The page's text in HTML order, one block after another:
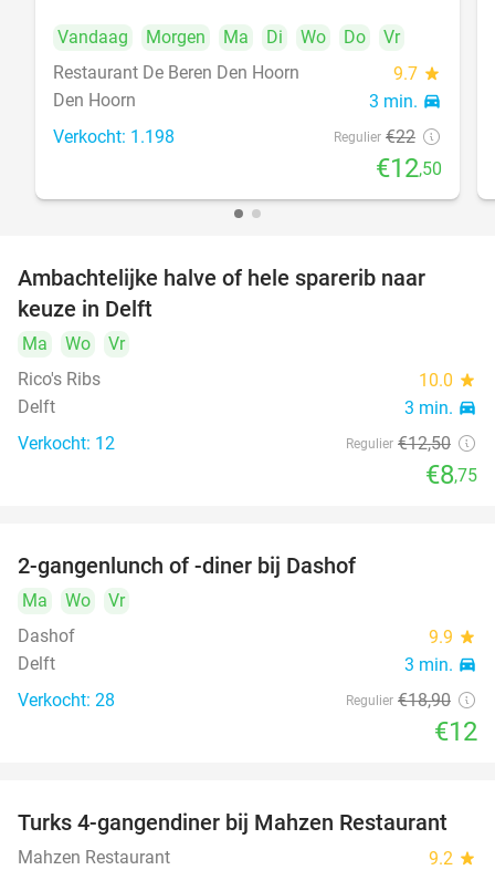
Vandaag Morgen Ma Di Wo Do
Vr
Restaurant De Beren Den Hoorn
9.7 star
Den Hoorn 3 min. directions_car
Verkocht: 1.198 Regulier €22
€12,50
Ambachtelijke halve of hele sparerib naar
keuze in Delft
Ma Wo
Vr
Rico's Ribs
10.0 star
Delft 3 min. directions_car
Verkocht: 12 Regulier €12,50
€8,75
2-gangenlunch of -diner bij Dashof
Ma Wo
Vr
Dashof
9.9 star
Delft 3 min. directions_car
Verkocht: 28 Regulier €18,90
€12
59%
Turks 4-gangendiner bij Mahzen Restaurant
Mahzen Restaurant 9.2 star